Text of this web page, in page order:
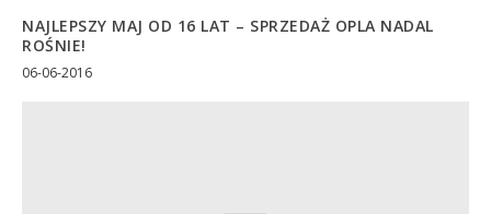
NAJLEPSZY MAJ OD 16 LAT – SPRZEDAŻ OPLA NADAL
ROŚNIE!
06-06-2016